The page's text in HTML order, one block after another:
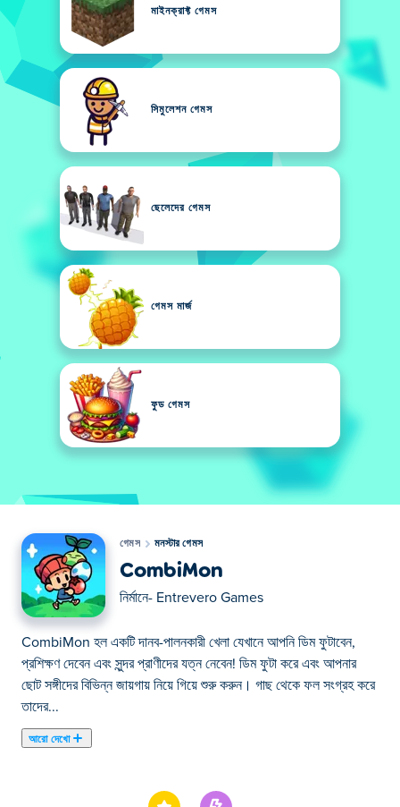
মাইনক্রাফ্ট গেমস
সিমুলেশন গেমস
ছেলেদের গেমস
গেমস মার্জ
ফুড গেমস
গেমস মনস্টার গেমস
CombiMon
নির্মানে- Entrevero Games
CombiMon হল একটি দানব-পালনকারী খেলা যেখানে আপনি ডিম ফুটাবেন,
প্রশিক্ষণ দেবেন এবং সুন্দর প্রাণীদের যত্ন নেবেন! ডিম ফুটা করে এবং আপনার
ছোট সঙ্গীদের বিভিন্ন জায়গায় নিয়ে গিয়ে শুরু করুন। গাছ থেকে ফল সংগ্রহ করে
তাদের...
আরো দেখো
ছোট সঙ্গীদের বিভিন্ন জায়গায় নিয়ে গিয়ে শুরু করুন। গাছ থেকে ফল সংগ্রহ করে